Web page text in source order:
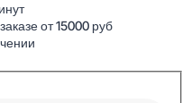
от 15000 руб